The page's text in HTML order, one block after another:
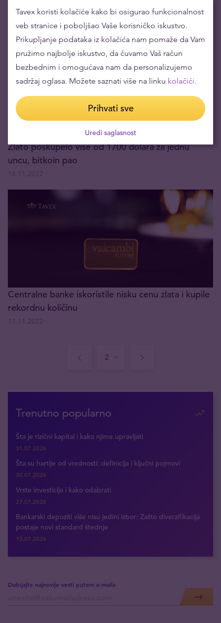
Zlato poskupelo više od 1700 dolara za jednu
uncu, bitkoin pao
Centralne banke iskoristile nisku cenu zlata i kupile
rekordnu količinu
Trenutno popularno
Šta je rizični kapital i kako njime upravljati
31.07.2026
Šta su hartije od vrednosti: definicija i ključni pojmovi
30.07.2026
Vrste investicija i kako odabrati
27.07.2026
Bankarski depoziti više nisu jedini izbor: Zašto diverzifikacija
postaje novi standard štednje
13.07.2026
Dobijajte najnovije vesti putem e-maila
Tavex koristi kolačiće kako bi osigurao funkcionalnost
veb stranice i poboljšao Vaše korisničko iskustvo.
Prikupljanje podataka iz kolačića nam pomaže da Vam
pružimo najbolje iskustvo, da čuvamo Vaš račun
bezbednim i omogućava nam da personalizujemo
sadržaj oglasa. Možete saznati više na linku kolačići.
Prihvati sve
Uredi saglasnost